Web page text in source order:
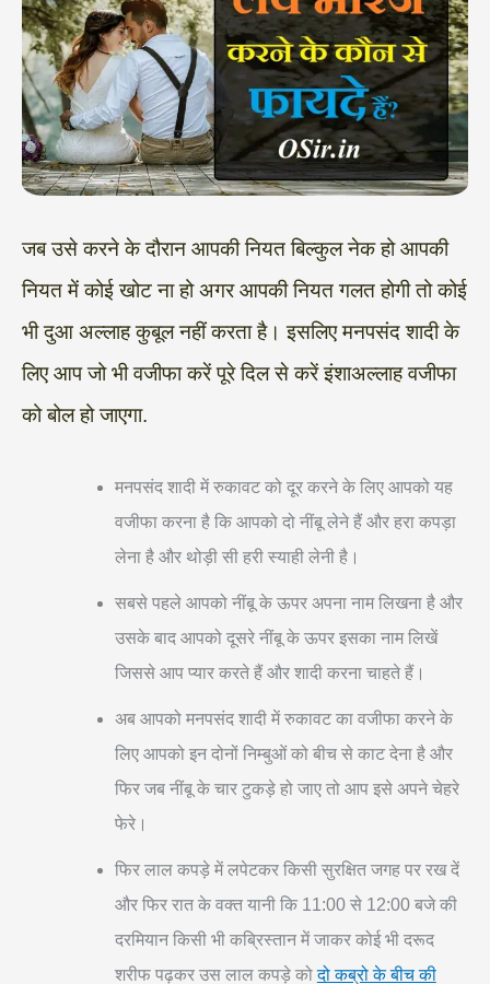
जब उसे करने के दौरान आपकी नियत बिल्कुल नेक हो आपकी
नियत में कोई खोट ना हो अगर आपकी नियत गलत होगी तो कोई
भी दुआ अल्लाह कुबूल नहीं करता है। इसलिए मनपसंद शादी के
लिए आप जो भी वजीफा करें पूरे दिल से करें इंशाअल्लाह वजीफा
को बोल हो जाएगा.
मनपसंद शादी में रुकावट को दूर करने के लिए आपको यह
वजीफा करना है कि आपको दो नींबू लेने हैं और हरा कपड़ा
लेना है और थोड़ी सी हरी स्याही लेनी है।
सबसे पहले आपको नींबू के ऊपर अपना नाम लिखना है और
उसके बाद आपको दूसरे नींबू के ऊपर इसका नाम लिखें
जिससे आप प्यार करते हैं और शादी करना चाहते हैं।
अब आपको मनपसंद शादी में रुकावट का वजीफा करने के
लिए आपको इन दोनों निम्बुओं को बीच से काट देना है और
फिर जब नींबू के चार टुकड़े हो जाए तो आप इसे अपने चेहरे
फेरे।
फिर लाल कपड़े में लपेटकर किसी सुरक्षित जगह पर रख दें
और फिर रात के वक्त यानी कि 11:00 से 12:00 बजे की
दरमियान किसी भी कब्रिस्तान में जाकर कोई भी दरूद
शरीफ पढ़कर उस लाल कपड़े कोदो कब्रो के बीच की